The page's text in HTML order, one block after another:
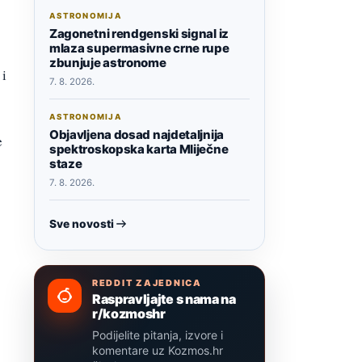
i
ASTRONOMIJA
Zagonetni rendgenski signal iz
mlaza supermasivne crne rupe
zbunjuje astronome
7. 8. 2026.
ASTRONOMIJA
Objavljena dosad najdetaljnija
spektroskopska karta Mliječne
staze
7. 8. 2026.
Sve novosti
REDDIT ZAJEDNICA
Raspravljajte s nama na
r/kozmoshr
Podijelite pitanja, izvore i
komentare uz Kozmos.hr